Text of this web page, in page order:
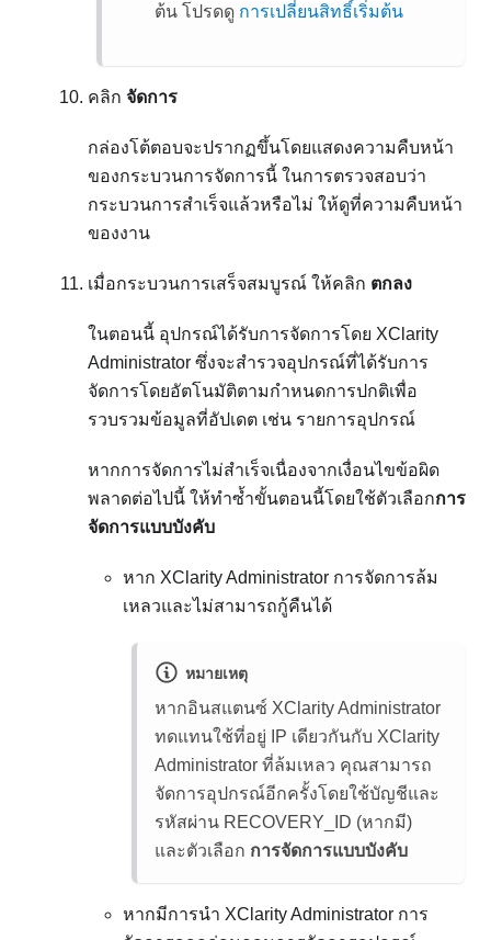
ต้น โปรดดู การเปลี่ยนสิทธิ์เริ่มต้น
คลิก จัดการ
กล่องโต้ตอบจะปรากฏขึ้นโดยแสดงความคืบหน้า
ของกระบวนการจัดการนี้ ในการตรวจสอบว่า
กระบวนการสำเร็จแล้วหรือไม่ ให้ดูที่ความคืบหน้า
ของงาน
เมื่อกระบวนการเสร็จสมบูรณ์ ให้คลิก ตกลง
ในตอนนี้ อุปกรณ์ได้รับการจัดการโดย XClarity
Administrator ซึ่งจะสำรวจอุปกรณ์ที่ได้รับการ
จัดการโดยอัตโนมัติตามกำหนดการปกติเพื่อ
รวบรวมข้อมูลที่อัปเดต เช่น รายการอุปกรณ์
หากการจัดการไม่สำเร็จเนื่องจากเงื่อนไขข้อผิด
พลาดต่อไปนี้ ให้ทำซ้ำขั้นตอนนี้โดยใช้ตัวเลือกการ
จัดการแบบบังคับ
หาก XClarity Administrator การจัดการล้ม
เหลวและไม่สามารถกู้คืนได้
หมายเหตุ
หากอินสแตนซ์ XClarity Administrator
ทดแทนใช้ที่อยู่ IP เดียวกันกับ XClarity
Administrator ที่ล้มเหลว คุณสามารถ
จัดการอุปกรณ์อีกครั้งโดยใช้บัญชีและ
รหัสผ่าน RECOVERY_ID (หากมี)
และตัวเลือก การจัดการแบบบังคับ
หากมีการนำ XClarity Administrator การ